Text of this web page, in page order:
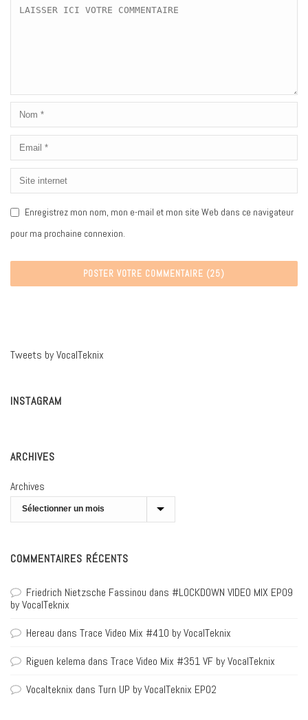
Enregistrez mon nom, mon e-mail et mon site Web dans ce navigateur
pour ma prochaine connexion.
Tweets by VocalTeknix
INSTAGRAM
ARCHIVES
Archives
COMMENTAIRES RÉCENTS
Friedrich Nietzsche Fassinou dans #LOCKDOWN VIDEO MIX EP09
by VocalTeknix
Hereau dans Trace Video Mix #410 by VocalTeknix
Riguen kelema dans Trace Video Mix #351 VF by VocalTeknix
Vocalteknix dans Turn UP by VocalTeknix EP02